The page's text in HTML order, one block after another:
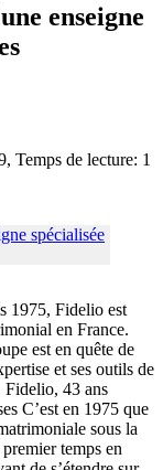
enseigne
, Temps de lecture: 1
1975, Fidelio est
en France.
est en quête de
et ses outils de
Fidelio, 43 ans
C’est en 1975 que
sous la
temps en